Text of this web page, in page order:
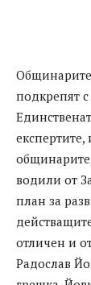
подкрепят
експертите,
водили от
план за
отличен и
Радослав